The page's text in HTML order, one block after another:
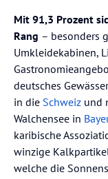
Mit 91,3 Prozent
Rang – besonders
Umkleidekabinen,
deutsches
in die Schweiz und
Walchensee in
karibische
winzige
welche die